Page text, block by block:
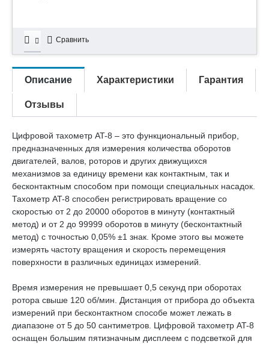
Сравнить
Описание Характеристики Гарантия
Отзывы
Цифровой тахометр AT-8 – это функциональный прибор,
предназначенных для измерения количества оборотов
двигателей, валов, роторов и других движущихся
механизмов за единицу времени как контактным, так и
бесконтактным способом при помощи специальных насадок.
Тахометр AT-8 способен регистрировать вращение со
скоростью от 2 до 20000 оборотов в минуту (контактный
метод) и от 2 до 99999 оборотов в минуту (бесконтактный
метод) с точностью 0,05% ±1 знак. Кроме этого вы можете
измерять частоту вращения и скорость перемещения
поверхности в различных единицах измерений.
Время измерения не превышает 0,5 секунд при оборотах
ротора свыше 120 об/мин. Дистанция от прибора до объекта
измерений при бесконтактном способе может лежать в
диапазоне от 5 до 50 сантиметров. Цифровой тахометр AT-8
оснащен большим пятизначным дисплеем с подсветкой для